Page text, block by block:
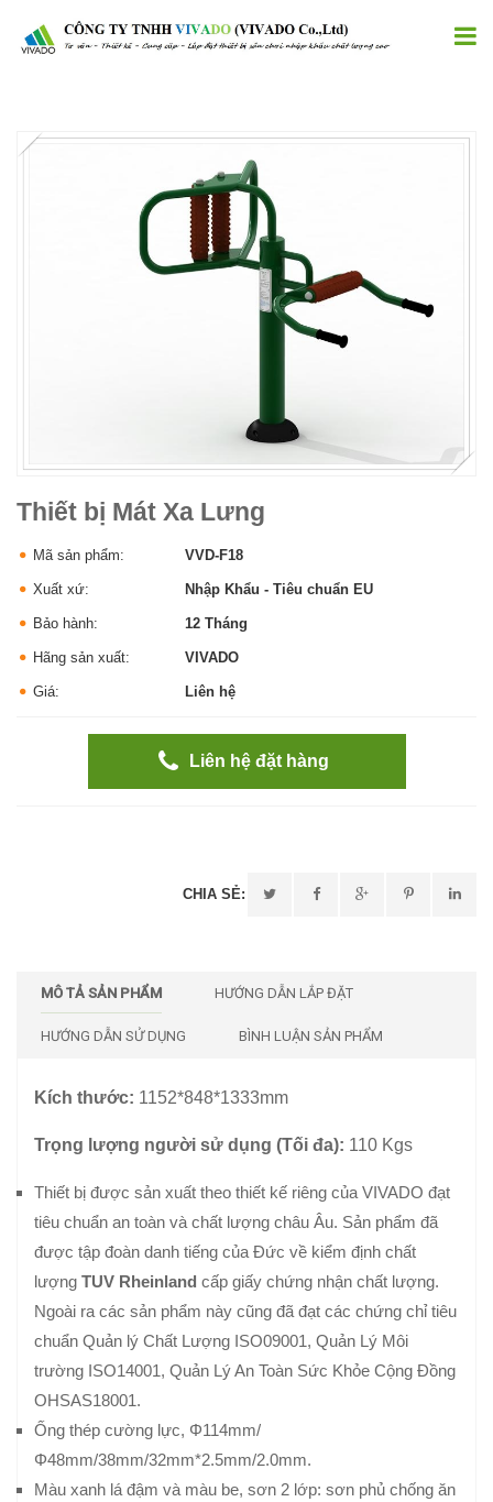
Thiết bị Mát Xa Lưng
Mã sản phẩm: VVD-F18
Xuất xứ: Nhập Khẩu - Tiêu chuẩn EU
Bảo hành: 12 Tháng
Hãng sản xuất: VIVADO
Giá: Liên hệ
Liên hệ đặt hàng
CHIA SẺ:
MÔ TẢ SẢN PHẨM HƯỚNG DẪN LẮP ĐẶT
HƯỚNG DẪN SỬ DỤNG BÌNH LUẬN SẢN PHẨM
Kích thước: 1152*848*1333mm
Trọng l ượng người sử d ụng (Tối đa): 110 Kgs
Thiết bị được sản xuất theo thiết kế riêng của VIVADO đạt
tiêu chuẩn an toàn và chất lượng châu Âu. Sản phẩm đã
được tập đoàn danh tiếng của Đức về kiểm định chất
lượng TUV Rheinland cấp giấy chứng nhận chất lượng.
Ngoài ra các sản phẩm này cũng đã đạt các chứng chỉ tiêu
chuẩn Quản lý Chất Lượng ISO09001, Quản Lý Môi
trường ISO14001, Quản Lý An Toàn Sức Khỏe Cộng Đồng
OHSAS18001.
Ống thép cường lực, Φ114mm/
Φ48mm/38mm/32mm*2.5mm/2.0mm.
Màu xanh lá đậm và màu be, sơn 2 lớp: sơn phủ chống ăn